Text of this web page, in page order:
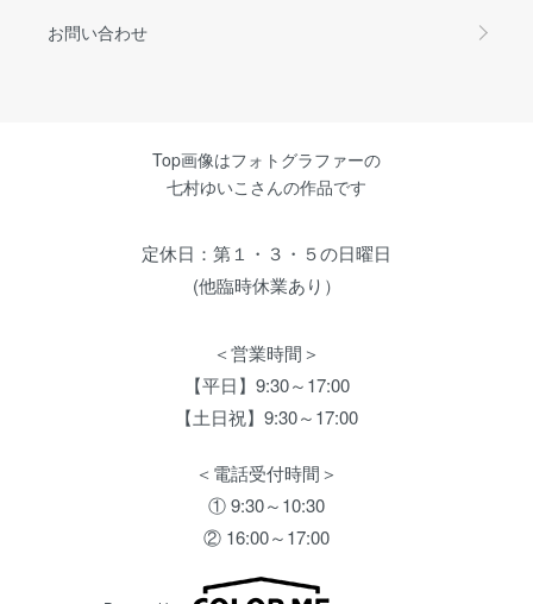
お問い合わせ
Top画像はフォトグラファーの
七村ゆいこさんの作品です
定休日：第１・３・５の日曜日
(他臨時休業あり）
＜営業時間＞
【平日】9:30～17:00
【土日祝】9:30～17:00
＜電話受付時間＞
① 9:30～10:30
② 16:00～17:00